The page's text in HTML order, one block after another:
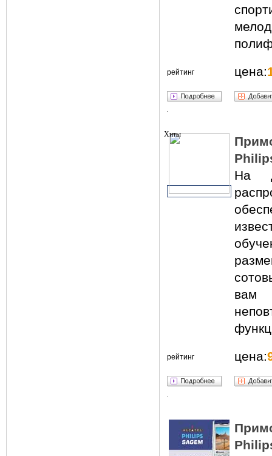
рейтинг цена:
На
вам
рейтинг цена: